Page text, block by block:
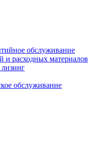
обслуживание
и расходных материалов
обслуживание